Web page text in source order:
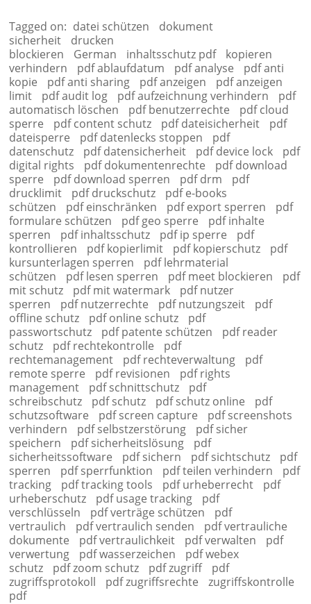
Tagged on: datei schützen
dokument
sicherheit
drucken
blockieren
German inhaltsschutz pdf
kopieren
verhindern
pdf ablaufdatum pdf analyse
pdf anti
kopie
pdf anti sharing pdf anzeigen
pdf anzeigen
limit
pdf audit log pdf aufzeichnung verhindern
pdf
automatisch löschen
pdf benutzerrechte
pdf cloud
sperre
pdf content schutz pdf dateisicherheit
pdf
dateisperre
pdf datenlecks stoppen
pdf
datenschutz
pdf datensicherheit pdf device lock
pdf
digital rights
pdf dokumentenrechte
pdf download
sperre
pdf download sperren pdf drm
pdf
drucklimit
pdf druckschutz
pdf e-books
schützen
pdf einschränken pdf export sperren
pdf
formulare schützen
pdf geo sperre
pdf inhalte
sperren
pdf inhaltsschutz pdf ip sperre
pdf
kontrollieren
pdf kopierlimit pdf kopierschutz
pdf
kursunterlagen sperren
pdf lehrmaterial
schützen
pdf lesen sperren pdf meet blockieren
pdf
mit schutz
pdf mit watermark
pdf nutzer
sperren
pdf nutzerrechte pdf nutzungszeit
pdf
offline schutz
pdf online schutz
pdf
passwortschutz
pdf patente schützen
pdf reader
schutz
pdf rechtekontrolle
pdf
rechtemanagement
pdf rechteverwaltung
pdf
remote sperre
pdf revisionen
pdf rights
management
pdf schnittschutz
pdf
schreibschutz
pdf schutz pdf schutz online
pdf
schutzsoftware
pdf screen capture
pdf screenshots
verhindern
pdf selbstzerstörung
pdf sicher
speichern
pdf sicherheitslösung
pdf
sicherheitssoftware
pdf sichern pdf sichtschutz
pdf
sperren
pdf sperrfunktion pdf teilen verhindern
pdf
tracking
pdf tracking tools pdf urheberrecht
pdf
urheberschutz
pdf usage tracking
pdf
verschlüsseln
pdf verträge schützen
pdf
vertraulich
pdf vertraulich senden
pdf vertrauliche
dokumente
pdf vertraulichkeit pdf verwalten
pdf
verwertung
pdf wasserzeichen
pdf webex
schutz
pdf zoom schutz pdf zugriff
pdf
zugriffsprotokoll
pdf zugriffsrechte
zugriffskontrolle
pdf